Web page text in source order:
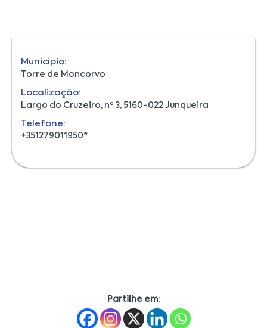
Município:
Torre de Moncorvo
Localização:
Largo do Cruzeiro, nº 3, 5160-022 Junqueira
Telefone:
+351279011950*
Partilhe em: